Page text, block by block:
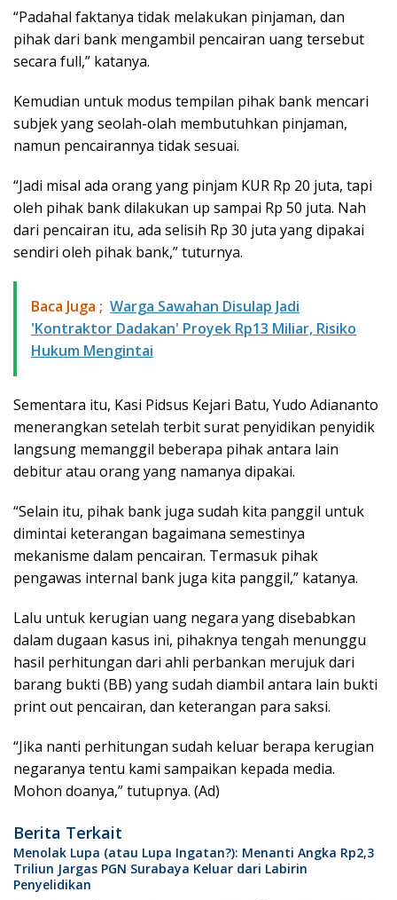
“Padahal faktanya tidak melakukan pinjaman, dan
pihak dari bank mengambil pencairan uang tersebut
secara full,” katanya.
Kemudian untuk modus tempilan pihak bank mencari
subjek yang seolah-olah membutuhkan pinjaman,
namun pencairannya tidak sesuai.
“Jadi misal ada orang yang pinjam KUR Rp 20 juta, tapi
oleh pihak bank dilakukan up sampai Rp 50 juta. Nah
dari pencairan itu, ada selisih Rp 30 juta yang dipakai
sendiri oleh pihak bank,” tuturnya.
Baca Juga ; Warga Sawahan Disulap Jadi
'Kontraktor Dadakan' Proyek Rp13 Miliar, Risiko
Hukum Mengintai
Sementara itu, Kasi Pidsus Kejari Batu, Yudo Adiananto
menerangkan setelah terbit surat penyidikan penyidik
langsung memanggil beberapa pihak antara lain
debitur atau orang yang namanya dipakai.
“Selain itu, pihak bank juga sudah kita panggil untuk
dimintai keterangan bagaimana semestinya
mekanisme dalam pencairan. Termasuk pihak
pengawas internal bank juga kita panggil,” katanya.
Lalu untuk kerugian uang negara yang disebabkan
dalam dugaan kasus ini, pihaknya tengah menunggu
hasil perhitungan dari ahli perbankan merujuk dari
barang bukti (BB) yang sudah diambil antara lain bukti
print out pencairan, dan keterangan para saksi.
“Jika nanti perhitungan sudah keluar berapa kerugian
negaranya tentu kami sampaikan kepada media.
Mohon doanya,” tutupnya. (Ad)
Berita Terkait
Menolak Lupa (atau Lupa Ingatan?): Menanti Angka Rp2,3
Triliun Jargas PGN Surabaya Keluar dari Labirin
Penyelidikan